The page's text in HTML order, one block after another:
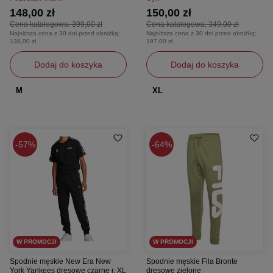
Cena katalogowa:399,00 zł
148,00 zł
Najniższa cena z 30 dni przed obniżką:
138,00 zł
Dodaj do koszyka
M
Cena katalogowa:349,00 zł
150,00 zł
Najniższa cena z 30 dni przed obniżką:
197,00 zł
Dodaj do koszyka
XL
57%
W PROMOCJI
Spodnie męskie New Era New
York Yankees dresowe czarne r. XL
64%
W PROMOCJI
Spodnie męskie Fila Bronte
dresowe zielone